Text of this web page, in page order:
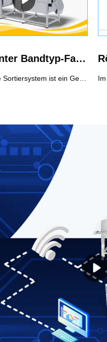
Intelligenter Bandtyp-Farbsortierer
Das optische Sortiersystem ist ein Gerät zum automatischen Aussortieren des fehlerhaften Materials unter Verwendung der optoelektronischen Erkennungstechnologie entsprechend dem Unterschied der optischen Eigenschaften der Materialien.Merkmale des intelligenten Bandtyp-Farbsortierers:1. Ausgestattet mit einem hochauflösenden 5400-Pixel-Vollfarbsensor, hochauflösender Schnappschussfunktion, perfekter Wiederherstellung der wahren Farbe des Materials, 8-facher Vergrößerung von Fotos, ultrahoher linearer Scangeschwindigkeit, Verbesserung der Fähigkeit um kleine Fehler genau zu identifizieren.2. Das intelligente Mehrfachtyp-Easy-Sorting-Algorithmussystem verbessert die parallelen Analyse- und Verarbeitungsfähigkeiten mit Ein-Tasten-Einstellung von Sortiermodi, die mehrere farbunabhängige Sortierungen, positive Sortierungen, umgekehrte Sortierungen, Mehrfachsortierungen usw. realisieren können, so schließlich Erzielen der dauerhaften und stabilen Sortierung mit herausragender Wirkung.3. LED-Kaltlichtquelle mit hoher Helligkeit, schattenfreie Beleuchtung, um eine stabile und dauerhafte Beleuchtungsumgebung zu gewährleisten.4. Effizientes und stabiles Übertragungssystem, bequem für den Riemenwechsel, gut zum Schutz zerbrechlicher Materialien, mit breitem Einsatzbereich und hoher Nettoauswahlrate.